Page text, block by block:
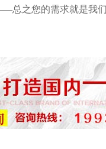
总之您的需求就是我